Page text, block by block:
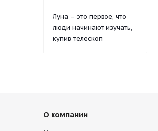
Луна – это первое, что
люди начинают изучать,
купив телескоп
О компании